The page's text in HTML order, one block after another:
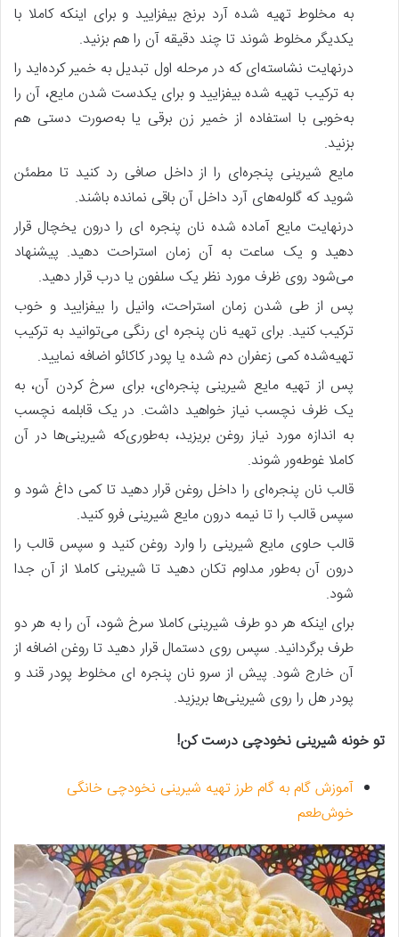
به مخلوط تهیه شده آرد برنج بیفزایید و برای اینکه کاملا با
یکدیگر مخلوط شوند تا چند دقیقه آن را هم بزنید.
درنهایت نشاسته‌ای که در مرحله اول تبدیل به خمیر کرده‌اید را
به ترکیب تهیه شده بیفزایید و برای یکدست شدن مایع، آن را
به‌خوبی با استفاده از خمیر زن برقی یا به‌صورت دستی هم
بزنید.
مایع شیرینی پنجره‌ای را از داخل صافی رد کنید تا مطمئن
شوید که گلوله‌های آرد داخل آن باقی نمانده باشند.
درنهایت مایع آماده شده نان پنجره‌ ای را درون یخچال قرار
دهید و یک ساعت به آن زمان استراحت دهید. پیشنهاد
می‌شود روی ظرف مورد نظر یک سلفون یا درب قرار دهید.
پس‌ از طی شدن زمان استراحت، وانیل را بیفزایید و خوب
ترکیب کنید. برای تهیه نان پنجره‌ ای رنگی می‌توانید به ترکیب
تهیه‌شده کمی زعفران دم شده یا پودر کاکائو اضافه نمایید.
پس‌ از تهیه مایع شیرینی پنجره‌ای، برای سرخ کردن آن، به
یک ظرف نچسب نیاز خواهید داشت. در یک قابلمه نچسب
به اندازه مورد نیاز روغن بریزید، به‌طوری‌که شیرینی‌ها در آن
کاملا غوطه‌ور شوند.
قالب نان پنجره‌ای را داخل روغن قرار دهید تا کمی داغ شود و
سپس قالب را تا نیمه درون مایع شیرینی فرو کنید.
قالب حاوی مایع شیرینی را وارد روغن کنید و سپس قالب را
درون آن به‌طور مداوم تکان دهید تا شیرینی کاملا از آن جدا
شود.
برای‌ اینکه هر دو طرف شیرینی کاملا سرخ شود، آن را به هر دو
طرف برگردانید. سپس روی دستمال قرار دهید تا روغن اضافه از
آن خارج شود. پیش‌ از سرو نان پنجره‌ ای مخلوط پودر قند و
پودر هل را روی شیرینی‌ها بریزید.
تو خونه شیرینی نخودچی درست کن!
آموزش گام به گام طرز تهیه شیرینی نخودچی خانگی
خوش‌طعم